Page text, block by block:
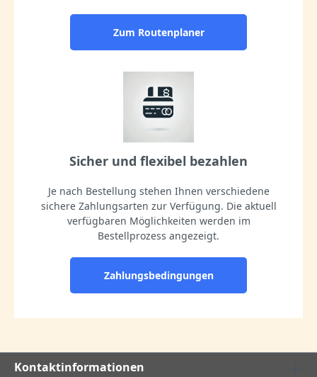
Zum Routenplaner
Sicher und flexibel bezahlen
Je nach Bestellung stehen Ihnen verschiedene
sichere Zahlungsarten zur Verfügung. Die aktuell
verfügbaren Möglichkeiten werden im
Bestellprozess angezeigt.
Zahlungsbedingungen
Kontaktinformationen